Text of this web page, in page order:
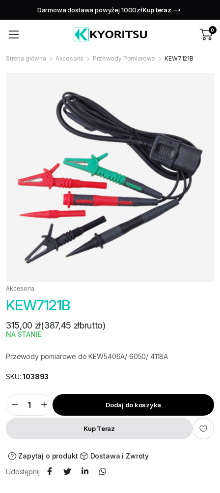
Świętuj naszą rocznicę dzięki ekskluzywnym ofertom!
0
Strona główna Akcesoria Przewody Pomiarowe KEW7121B
Akcesoria
KEW7121B
315,00 zł(387,45 złbrutto)
NA STANIE
Przewody pomiarowe do KEW5406A/ 6050/ 4118A
SKU:103893
KEW7121B
ilość
Dodaj do koszyka
Kup Teraz
Zapytaj o produkt
Dostawa i Zwroty
Udostępnij: